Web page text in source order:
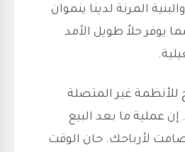
المرنة لدينا ينموان
يوفر حلاً طويل الأمد
غير المتصلة
عملية ما بعد البيع
لأرباحك. حان الوقت